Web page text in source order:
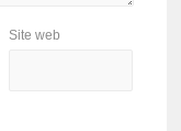
Site web